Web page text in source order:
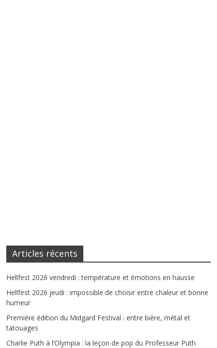
Articles récents
Hellfest 2026 vendredi : température et émotions en hausse
Hellfest 2026 jeudi : impossible de choisir entre chaleur et bonne
humeur
Première édition du Midgard Festival : entre bière, métal et
tatouages
Charlie Puth à l’Olympia : la leçon de pop du Professeur Puth